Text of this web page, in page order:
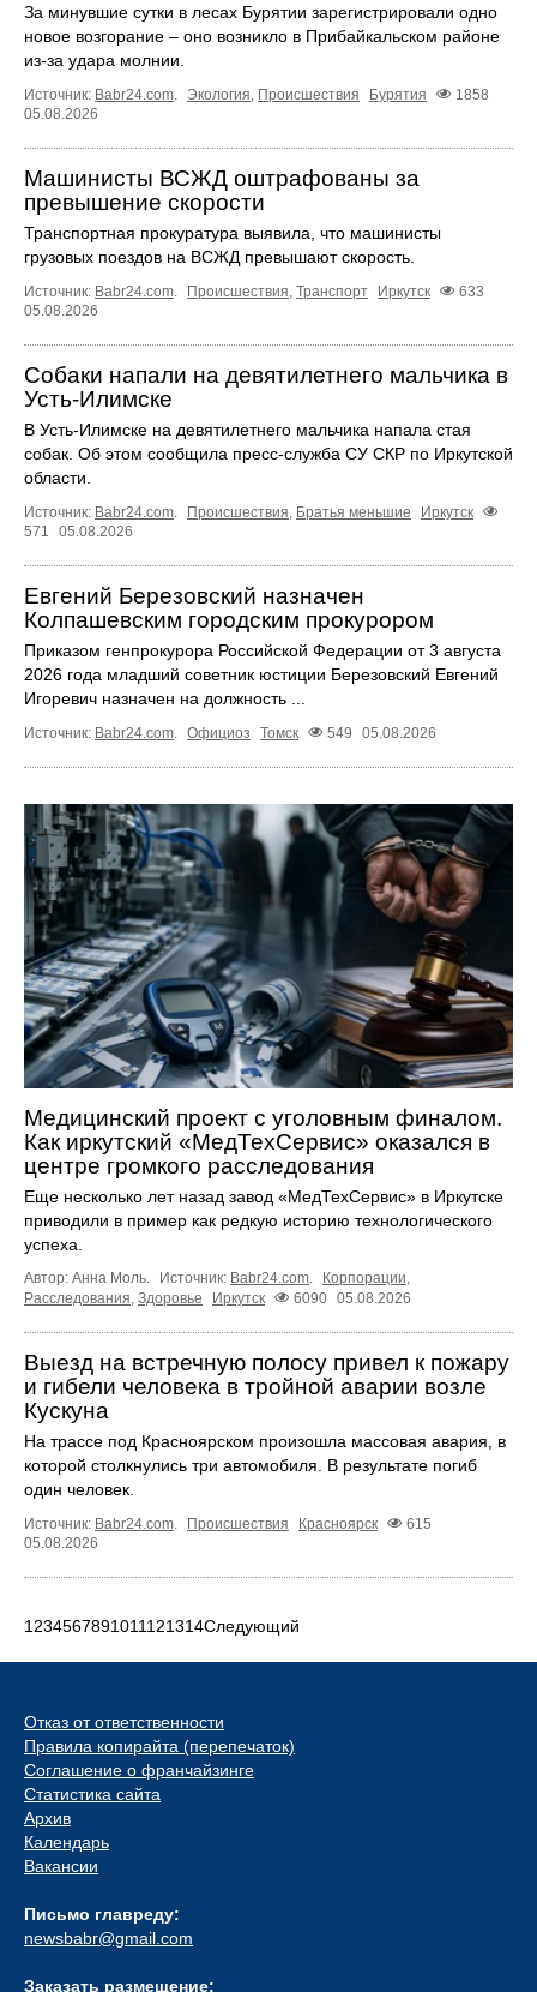
За минувшие сутки в лесах Бурятии зарегистрировали одно
новое возгорание – оно возникло в Прибайкальском районе
из-за удара молнии.
Источник: Babr24.com. Экология, Происшествия Бурятия
1858
05.08.2026
Машинисты ВСЖД оштрафованы за
превышение скорости
Транспортная прокуратура выявила, что машинисты
грузовых поездов на ВСЖД превышают скорость.
Источник: Babr24.com. Происшествия, Транспорт Иркутск
633
05.08.2026
Собаки напали на девятилетнего мальчика в
Усть‑Илимске
В Усть‑Илимске на девятилетнего мальчика напала стая
собак. Об этом сообщила пресс‑служба СУ СКР по Иркутской
области.
Источник: Babr24.com. Происшествия, Братья меньшие
Иркутск
571
05.08.2026
Евгений Березовский назначен
Колпашевским городским прокурором
Приказом генпрокурора Российской Федерации от 3 августа
2026 года младший советник юстиции Березовский Евгений
Игоревич назначен на должность ...
Источник: Babr24.com. Официоз Томск 549 05.08.2026
Медицинский проект с уголовным финалом.
Как иркутский «МедТехСервис» оказался в
центре громкого расследования
Еще несколько лет назад завод «МедТехСервис» в Иркутске
приводили в пример как редкую историю технологического
успеха.
Автор: Анна Моль. Источник: Babr24.com. Корпорации,
Расследования, Здоровье Иркутск 6090 05.08.2026
Выезд на встречную полосу привел к пожару
и гибели человека в тройной аварии возле
Кускуна
На трассе под Красноярском произошла массовая авария, в
которой столкнулись три автомобиля. В результате погиб
один человек.
Источник: Babr24.com. Происшествия Красноярск
615
05.08.2026
1234567891011121314Следующий
Отказ от ответственности
Правила копирайта (перепечаток)
Соглашение о франчайзинге
Статистика сайта
Архив
Календарь
Вакансии
Письмо главреду:
newsbabr@gmail.com
Заказать размещение: